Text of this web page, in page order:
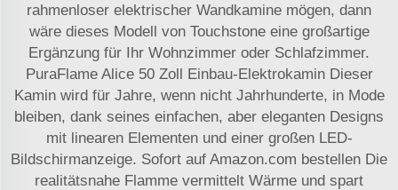
rahmenloser elektrischer Wandkamine mögen, dann
wäre dieses Modell von Touchstone eine großartige
Ergänzung für Ihr Wohnzimmer oder Schlafzimmer.
PuraFlame Alice 50 Zoll Einbau-Elektrokamin Dieser
Kamin wird für Jahre, wenn nicht Jahrhunderte, in Mode
bleiben, dank seines einfachen, aber eleganten Designs
mit linearen Elementen und einer großen LED-
Bildschirmanzeige. Sofort auf Amazon.com bestellen Die
realitätsnahe Flamme vermittelt Wärme und spart